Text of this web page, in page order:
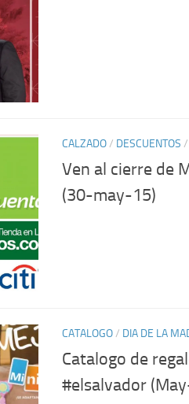
CALZADO/ DESCUENTOS /
Ven al cierre de
(30-may-15)
CATALOGO/ DIA DE LA
Catalogo de
#elsalvador